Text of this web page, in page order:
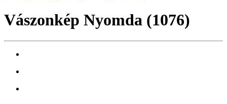
Vászonkép Nyomda (1076)